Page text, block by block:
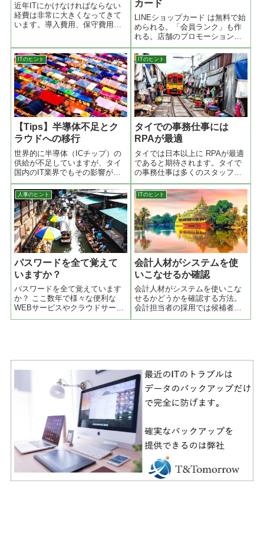
近年ITにかけなければならない
経費は非常に大きくなってきて
います。導入費用、保守費用、
中でもかなりの割合を占めてき
ました。その大きなIT関連費用
を激的に削減する方法に関して
説明します。IT関連費用を激的
に削減する方法とは「経営者が
ITを管理すること」です。
カード
LINEショップカード は無料で始
められる。「会員ランク」も作
れる。店舗のプロモーションを
告知。初めてのお客様もお店へ
呼べる。LINEで繋がってない人
には LINEメッセージであっても
告知することは出来ませんが、
色々な方法でお店に来てもらう
ことが可能となります。LINEや
Facebookでのデジタルマーケテ
ィング手法
ITのヒント
【Tips】半導体不足とク
ラウドへの移行
世界的に半導体（ICチップ）の
供給が不足していますが、タイ
国内のIT業界でもその影響が出
てます。一般向けPCは今のとこ
ろ供給に問題はないですが、業
務用サーバーやバックアップ用
ハードディスクなどの供給不足
が起こっています。社内のサー
バーを増強... (続く)
ITのヒント
タイでの事務仕事には
RPAが最適
タイでは日本以上に RPAが最適
であると期待されます。タイで
の事務仕事は多くのスタッフに
よって行われていて、各スタッ
フの業務は細分化されてます。
業務の細分化によって各担当者
の業務は単純作業に近い形にし
てあり、担当者の「判断」を必
要とする業務が省かれていま
す。判断を必要としない業務は
RPAに置き換えることが可能で
す。
人事のヒント
パスワードを全て覚えて
いますか？
パスワードを全て覚えています
か？ ここ数年で様々な便利な
WEBサービスやクラウドサービ
スが充実してきました。これら
ッフのパスワードを管理する必
要があります。スタッフ任せは
高リスク。
ITのヒント
会計人材がシステムを使
いこなせるか確認
会計人材がシステムを使いこな
せるかどうかを確認する方法。
会計担当者の採用では候補者と
なる人材が現在社内で使ってい
れる人材には別途システムへの
適正を測ることとお勧めしま
す。